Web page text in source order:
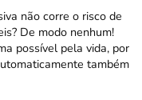
não corre o risco de
De modo nenhum!
possível pela vida, por
também